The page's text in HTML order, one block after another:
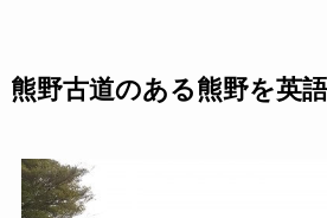
熊野古道のある熊野を英